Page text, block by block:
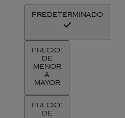
PREDETERMINADO
PRECIO:
DE
MENOR
A
MAYOR
PRECIO:
DE